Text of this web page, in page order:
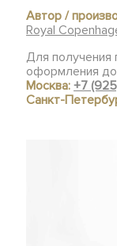
Автор /
Royal
Для получения
оформления
Москва:+7
Санкт-